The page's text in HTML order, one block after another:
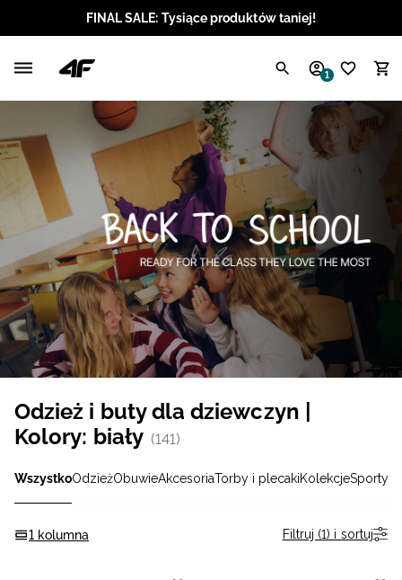
FINAL SALE: Tysiące produktów taniej!
1
Odzież i buty dla dziewczyn |
Kolory: biały (141)
WszystkoOdzieżObuwieAkcesoriaTorby i plecakiKolekcjeSporty
1 kolumna Filtruj (1) i sortuj
Angielski / USD
Angielski / GBP
Chorwacki / EUR
Czeski / CZK
Litewski / EUR
Łotewski / EUR
Niemiecki / EUR